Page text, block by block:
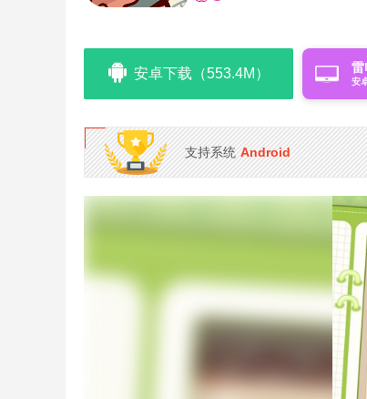
安卓下载（553.4M） 雷
安
支持系统 Android